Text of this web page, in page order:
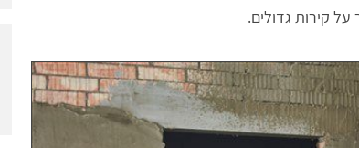
על קירות גדולים.